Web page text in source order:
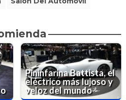
Pininfarina Battista, el
eléctrico más lujoso y
veloz del mundo